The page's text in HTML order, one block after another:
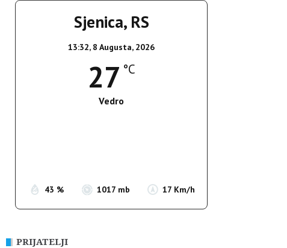
Sjenica, RS
13:32, 8 Augusta, 2026
27 °C
Vedro
43 % 1017 mb 17 Km/h
PRIJATELJI